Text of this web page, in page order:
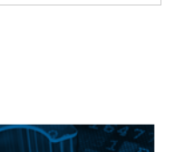
الهياكل